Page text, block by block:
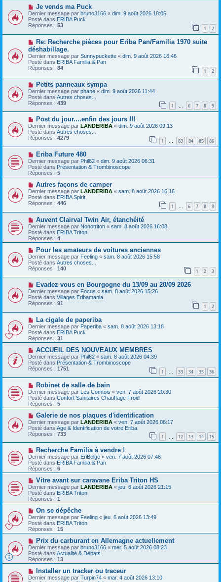
a
g
e
u
m
e
s
s
a
g
e
N
o
u
v
e
a
m
e
s
s
a
g
e
Je vends ma Puck
Dernier message par bruno3166 « dim. 9 août 2026 18:05
Posté dans ERIBA Puck
Réponses : 53 1 2
N
o
u
v
e
a
u
m
e
s
s
a
g
e
Re: Recherche pièces pour Eriba Pan/Familia 1970 suite
déshabillage.
Dernier message par Sunnypuckette « dim. 9 août 2026 16:46
Posté dans ERIBA Familia & Pan
Réponses : 84 1 2
N
o
u
v
e
a
m
e
s
s
a
e
Petits panneaux sympa
Dernier message par phane « dim. 9 août 2026 11:44
Posté dans Autres choses...
Réponses : 439 1 6 7 8 9
N
o
u
v
e
a
m
e
s
s
a
g
e
Post du jour....enfin des jours !!!
Dernier message par LANDERIBA « dim. 9 août 2026 09:13
Posté dans Autres choses...
Réponses : 4279 1 … 83 84 85 86
N
o
u
v
e
u
m
e
s
s
a
g
e
Eriba Future 480
Dernier message par Phil62 « dim. 9 août 2026 06:31
Posté dans Présentation & Trombinoscope
Réponses : 5
N
o
u
v
e
a
u
m
e
s
s
a
g
e
Autres façons de camper
Dernier message par LANDERIBA « sam. 8 août 2026 16:16
Posté dans ERIBA Spirit
Réponses : 446 1 … 6 7 8 9
N
o
u
v
e
a
u
m
e
s
s
a
g
e
Auvent Clairval Twin Air, étanchéité
Dernier message par Nonotriton « sam. 8 août 2026 16:08
Posté dans ERIBA Triton
Réponses : 4
N
o
u
v
e
a
m
e
s
s
a
e
Pour les amateurs de voitures anciennes
Dernier message par Feeling « sam. 8 août 2026 15:58
Posté dans Autres choses...
Réponses : 140 1 2 3
N
o
u
v
e
a
m
e
s
s
a
g
e
Evadez vous en Bourgogne du 13/09 au 20/09 2026
Dernier message par Focus « sam. 8 août 2026 15:26
Posté dans Villages Eribamania
Réponses : 91 1 2
N
o
u
v
e
u
m
e
s
s
a
g
e
La cigale de paperiba
Dernier message par Paperiba « sam. 8 août 2026 13:18
Posté dans ERIBA Puck
Réponses : 31
N
o
u
v
e
a
u
m
e
s
s
a
g
e
ACCUEIL DES NOUVEAUX MEMBRES
Dernier message par Phil62 « sam. 8 août 2026 04:39
Posté dans Présentation & Trombinoscope
Réponses : 1751 1 … 33 34 35 36
N
o
u
v
e
a
m
e
s
s
a
g
e
Robinet de salle de bain
Dernier message par Les Comtois « ven. 7 août 2026 20:30
Posté dans Confort Sanitaires Chauffage Froid
Réponses : 5
N
o
u
v
e
a
m
e
s
s
a
g
e
Galerie de nos plaques d'identification
Dernier message par LANDERIBA « ven. 7 août 2026 08:17
Posté dans Age & Identification de votre Eriba
Réponses : 733 1 12 13 14 15
N
o
u
v
e
a
m
e
s
s
a
g
e
Recherche Familia à vendre !
Dernier message par EriBelge « ven. 7 août 2026 07:46
Posté dans ERIBA Familia & Pan
Réponses : 6
N
o
u
v
e
a
m
e
s
s
a
g
e
Vitre avant sur caravane Eriba Triton HS
Dernier message par LANDERIBA « jeu. 6 août 2026 21:15
Posté dans ERIBA Triton
Réponses : 1
N
o
u
v
e
a
u
m
e
s
s
a
g
On se dépêche
Dernier message par Feeling « jeu. 6 août 2026 13:49
Posté dans ERIBA Triton
Réponses : 15
N
o
u
v
e
a
u
Prix ​​du carburant en Allemagne actuellement
Dernier message par bruno3166 « mer. 5 août 2026 08:23
Posté dans Actualité & Débats
Réponses : 13
N
o
Installer un tracker ou traceur
Dernier message par Turpin74 « mar. 4 août 2026 13:10